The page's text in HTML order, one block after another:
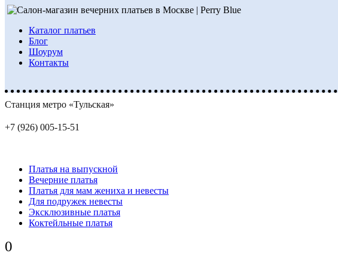
Каталог платьев
Блог
Шоурум
Контакты
Станция метро «Тульская»
+7 (926) 005-15-51
Платья на выпускной
Вечерние платья
Платья для мам жениха и невесты
Для подружек невесты
Эксклюзивные платья
Коктейльные платья
0